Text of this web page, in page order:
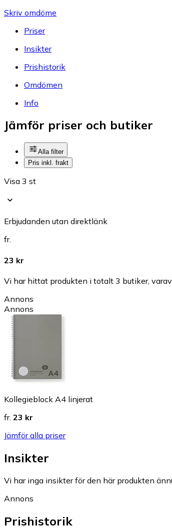
Skriv omdöme
Priser
Insikter
Prishistorik
Omdömen
Info
Jämför priser och butiker
Alla filter
Pris inkl. frakt
Visa 3 st
Erbjudanden utan direktlänk
fr.
23 kr
Vi har hittat produkten i totalt 3 butiker,
Annons
Annons
Kollegieblock A4 linjerat
fr. 23 kr
Jämför alla priser
Insikter
Vi har inga insikter för den här produkten
Annons
Prishistorik